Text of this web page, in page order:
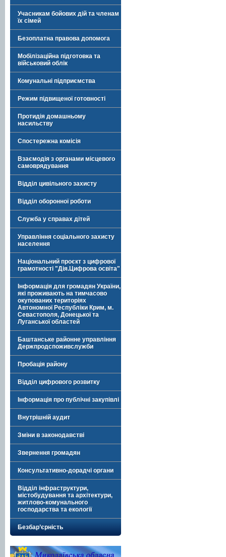
Учасникам бойових дій та членам
їх сімей
Безоплатна правова допомога
Мобілізаційна підготовка та
військовий облік
Комунальні підприємства
Режим підвищеної готовності
Протидія домашньому
насильству
Спостережна комісія
Взаємодія з органами місцевого
самоврядування
Відділ цивільного захисту
Відділ оборонної роботи
Служба у справах дітей
Управління соціального захисту
населення
Національний проєкт з цифрової
грамотності "Дія.Цифрова освіта"
Інформація для громадян України,
які проживають на тимчасово
окупованих територіях
Автономної Республіки Крим, м.
Севастополя, Донецької та
Луганської областей
Баштанське районне управління
Держпродспоживслужби
Пробація району
Відділ цифрового розвитку
Інформація про публічні закупівлі
Внутрішній аудит
Зміни в законодавстві
Звернення громадян
Консультативно-дорадчі органи
Відділ інфраструктури,
містобудування та архітектури,
житлово-комунального
господарства та екології
Безбар’єрність